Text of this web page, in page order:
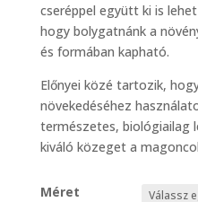
cseréppel együtt ki is
hogy bolygatnánk a
és formában kapható.
Előnyei közé tartozik,
növekedéséhez
természetes, biológiailag
kiváló közeget a
Méret